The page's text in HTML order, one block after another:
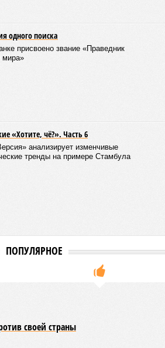
одного поиска
присвоено звание «Праведник
мира»
«Хотите, чё?». Часть 6
анализирует изменчивые
тренды на примере Стамбула
ПОПУЛЯРНОЕ
своей страны